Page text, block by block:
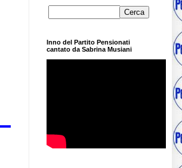
Inno del Partito Pensionati
cantato da Sabrina Musiani